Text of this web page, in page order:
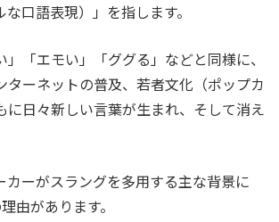
口語表現）」を指します。
」「エモい」「ググる」などと同様に、
ターネットの普及、若者文化（ポップカ
に日々新しい言葉が生まれ、そして消え
カーがスラングを多用する主な背景に
由があります。